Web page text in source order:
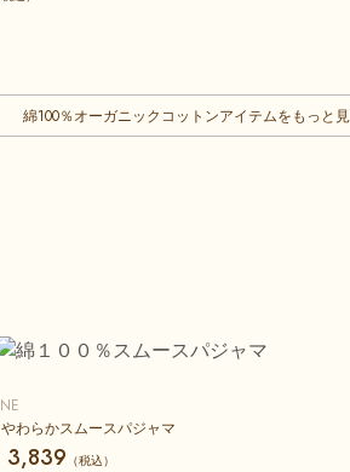
綿100％オーガニックコットンアイテムをもっと
わらかスムースパジャマ
3,839